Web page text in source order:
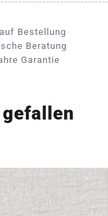
Bestellung
Beratung
Garantie